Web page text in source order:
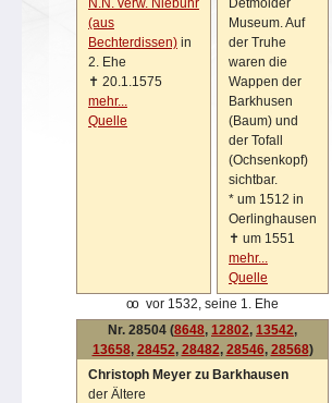
N.N. verw. Niebuhr
(aus
Bechterdissen) in
2. Ehe
✝ 20.1.1575
mehr...
Quelle
Detmolder
Museum. Auf
der Truhe
waren die
Wappen der
Barkhusen
(Baum) und
der Tofall
(Ochsenkopf)
sichtbar.
* um 1512 in
Oerlinghausen
✝ um 1551
mehr...
Quelle
oo vor 1532, seine 1. Ehe
Nr. 28504 (8648, 12802, 13542,
13658, 28452, 28482, 28546, 28568)
Christoph Meyer zu Barkhausen
der Ältere